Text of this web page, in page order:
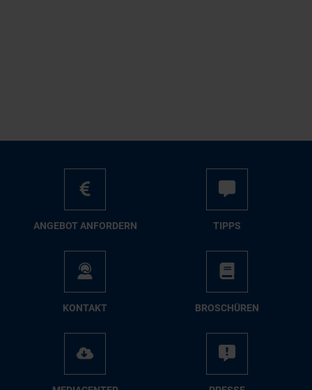
AN­GE­BOT AN­FOR­DERN TIPPS
KON­TAKT BRO­SCHÜ­REN